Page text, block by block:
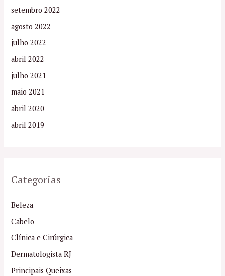
setembro 2022
agosto 2022
julho 2022
abril 2022
julho 2021
maio 2021
abril 2020
abril 2019
Categorias
Beleza
Cabelo
Clínica e Cirúrgica
Dermatologista RJ
Principais Queixas